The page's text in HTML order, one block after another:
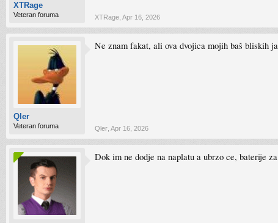
XTRage
Veteran foruma XTRage Apr 16, 2026
Qler
Veteran foruma
Ne znam fakat, ali ova dvojica mojih baš bliskih
Qler Apr 16, 2026
Dok im ne dodje na naplatu a ubrzo ce, baterije